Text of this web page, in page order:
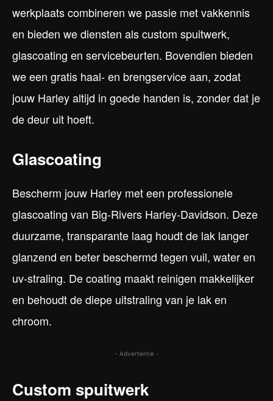
werkplaats combineren we passie met vakkennis
en bieden we diensten als custom spuitwerk,
glascoating en servicebeurten. Bovendien bieden
we een gratis haal- en brengservice aan, zodat
jouw Harley altijd in goede handen is, zonder dat je
de deur uit hoeft.
Glascoating
Bescherm jouw Harley met een professionele
glascoating van Big-Rivers Harley-Davidson. Deze
duurzame, transparante laag houdt de lak langer
glanzend en beter beschermd tegen vuil, water en
uv-straling. De coating maakt reinigen makkelijker
en behoudt de diepe uitstraling van je lak en
chroom.
- Advertentie -
Custom spuitwerk